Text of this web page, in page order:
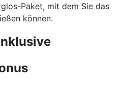
Paket, mit dem Sie das
können.